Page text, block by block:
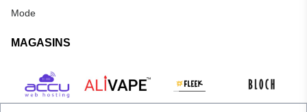
Mode
MAGASINS